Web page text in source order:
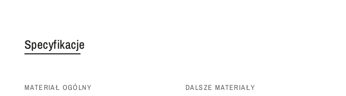
Specyfikacje
MATERIAŁ OGÓLNY DALSZE MATERIAŁY